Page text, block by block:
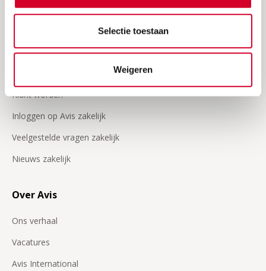
Selectie toestaan
Weigeren
24/7 Pechhulp
Klant worden
Inloggen op Avis zakelijk
Veelgestelde vragen zakelijk
Nieuws zakelijk
Over Avis
Ons verhaal
Vacatures
Avis International